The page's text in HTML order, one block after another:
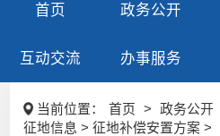
首页 政务公开
互动交流 办事服务
当前位置： 首页 > 政务公开
征地信息 > 征地补偿安置方案 >